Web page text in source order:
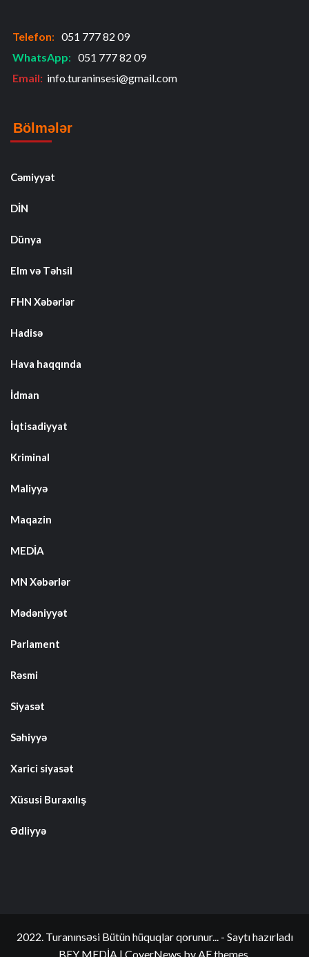
Telefon: 051 777 82 09
WhatsApp: 051 777 82 09
Email: info.turaninsesi@gmail.com
Bölmələr
Cəmiyyət
DİN
Dünya
Elm və Təhsil
FHN Xəbərlər
Hadisə
Hava haqqında
İdman
İqtisadiyyat
Kriminal
Maliyyə
Maqazin
MEDİA
MN Xəbərlər
Mədəniyyət
Parlament
Rəsmi
Siyasət
Səhiyyə
Xarici siyasət
Xüsusi Buraxılış
Ədliyyə
2022. Turanınsəsi Bütün hüquqlar qorunur... - Saytı hazırladı
BEY MEDİA | CoverNews by AF themes.